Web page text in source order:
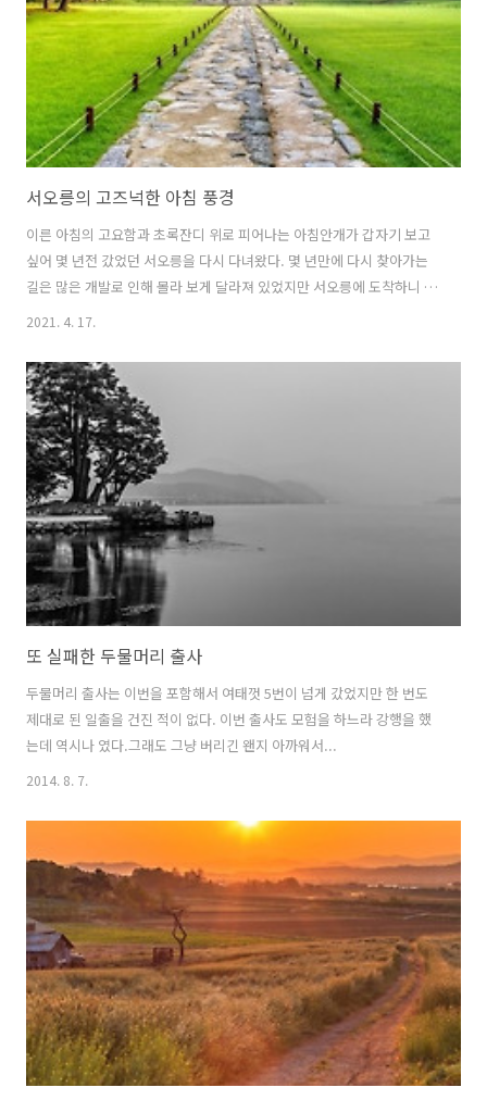
서오릉의 고즈넉한 아침 풍경
이른 아침의 고요함과 초록잔디 위로 피어나는 아침안개가 갑자기 보고
싶어 몇 년전 갔었던 서오릉을 다시 다녀왔다. 몇 년만에 다시 찾아가는
길은 많은 개발로 인해 몰라 보게 달라져 있었지만 서오릉에 도착하니 예
전에 느꼈던 그 상쾌한 내음이 낯익었다. 서오릉과 동구릉은 비교적 이른
동을 하러 많이 오는 곳이다. 카메라를 챙겨 입장권을 사기 위해 매표소
에 도착하니 이미 많은 어르신들이 문이 열리기만을 기다리며 화기애애
하게 담소를 나누고 계셨다. 조금 지나지 않아 문이 열리자 많은 사람들
이 빠른 걸음으로 쏟아져 들어갔지만 워낙 넓은 곳이라 금새 모두 사라져
버렸다. 꽤 넓은 곳이라 모든 곳을 다 촬영하기는 힘들기 때문에 찾아오
기 전부터 지도와..
2021. 4. 17.
또 실패한 두물머리 출사
두물머리 출사는 이번을 포함해서 여태껏 5번이 넘게 갔었지만 한 번도
제대로 된 일출을 건진 적이 없다. 이번 출사도 모험을 하느라 강행을 했
는데 역시나 였다.그래도 그냥 버리긴 왠지 아까워서...
2014. 8. 7.